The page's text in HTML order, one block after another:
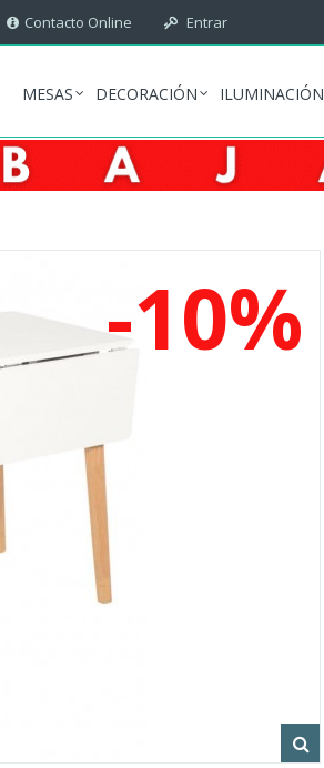
Contacto Online Entrar
MESAS DECORACIÓN ILUMINACIÓN
-10%